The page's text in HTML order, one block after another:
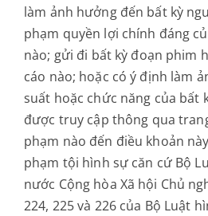
làm ảnh hưởng đến bất kỳ
phạm quyền lợi chính đáng
nào; gửi đi bất kỳ đoạn phim
cáo nào; hoặc có ý định làm
suất hoặc chức năng của bất
được truy cập thông qua
phạm nào đến điều khoản
phạm tội hình sự căn cứ Bộ
nước Cộng hòa Xã hội Chủ
224, 225 và 226 của Bộ Luật